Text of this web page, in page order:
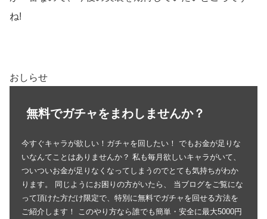
ね!
おしらせ
無料でガチャをまわしませんか？
今すぐキャラが欲しい！ガチャを回したい！ でもお金が足りな
いなんてことはありませんか？ 私も毎月欲しいキャラがいて、
ついついお金が足りなくなってしまうのでとても気持ちがわか
ります。 同じようにお困りの方がいたら、 当ブログをご覧にな
って頂けた方だけ限定で、特別に無料でガチャを回せる方法を
ご紹介します！ このやり方なら誰でも簡単・安全に最大5000円